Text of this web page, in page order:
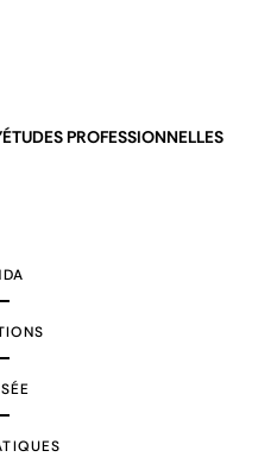
PROFESSIONNELLES